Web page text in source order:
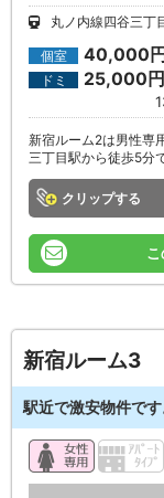
丸ノ内線四谷三丁
個室 40,000
ドミ 25,000
新宿ルーム2は男性専
三丁目駅から徒歩5分
クリップ
新宿ルーム3
駅近で激安物件です